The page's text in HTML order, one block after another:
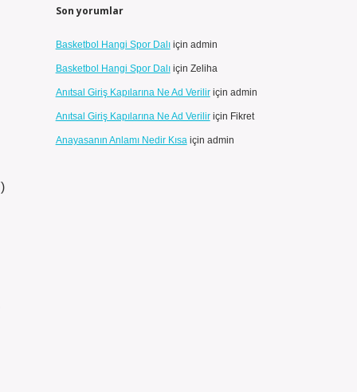
Son yorumlar
Basketbol Hangi Spor Dalıiçin admin
Basketbol Hangi Spor Dalıiçin Zeliha
Anıtsal Giriş Kapılarına Ne Ad Veriliriçin admin
Anıtsal Giriş Kapılarına Ne Ad Veriliriçin Fikret
Anayasanın Anlamı Nedir Kısaiçin admin